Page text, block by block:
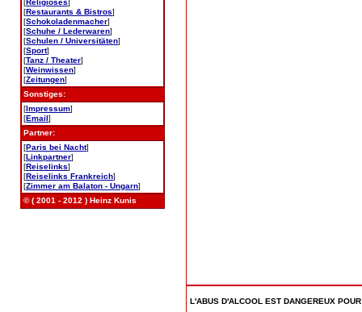
[Religiöses]
[Restaurants & Bistros]
[Schokoladenmacher]
[Schuhe / Lederwaren]
[Schulen / Universitäten]
[Sport]
[Tanz / Theater]
[Weinwissen]
[Zeitungen]
Sonstiges:
[Impressum]
[Email]
Partner:
[Paris bei Nacht]
[Linkpartner]
[Reiselinks]
[Reiselinks Frankreich]
[Zimmer am Balaton - Ungarn]
© ( 2001 - 2012 ) Heinz Kunis
L'ABUS D'ALCOOL EST DANGEREUX